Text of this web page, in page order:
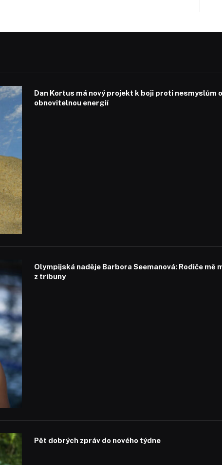
Dan Kortus má nový projekt k boji proti nesmyslům
obnovitelnou energií
Olympijská naděje Barbora Seemanová: Rodiče
z tribuny
Pět dobrých zpráv do nového týdne